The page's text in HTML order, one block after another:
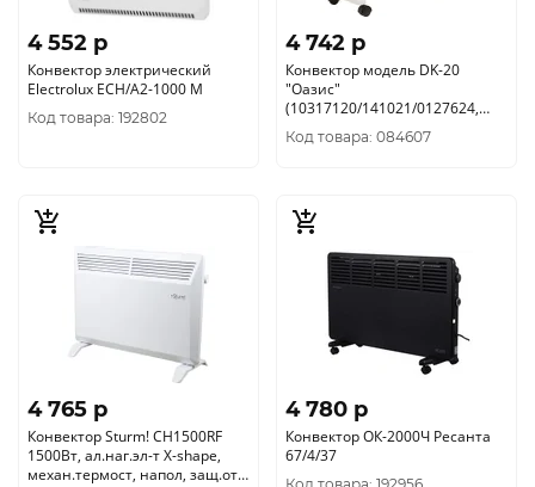
4 552 p
Конвектор электрический
Electrolux ECH/A2-1000 M
Код товара: 192802
4 742 p
Конвектор модель DK-20
"Оазис"
(10317120/141021/0127624,
КИТАЙ )
Код товара: 084607
4 765 p
Конвектор Sturm! CH1500RF
1500Вт, ал.наг.эл-т X-shape,
механ.термост, напол, защ.от
4 780 p
Конвектор ОК-2000Ч Ресанта
67/4/37